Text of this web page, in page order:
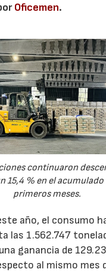
Oficemen.
continuaron
15,4 % en el acumulado
primeros meses.
año, el consumo
las 1.562.747
ganancia de
al mismo mes